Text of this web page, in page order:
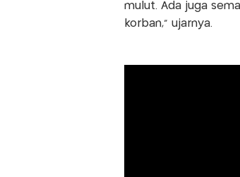
mulut. Ada juga
korban," ujarnya.